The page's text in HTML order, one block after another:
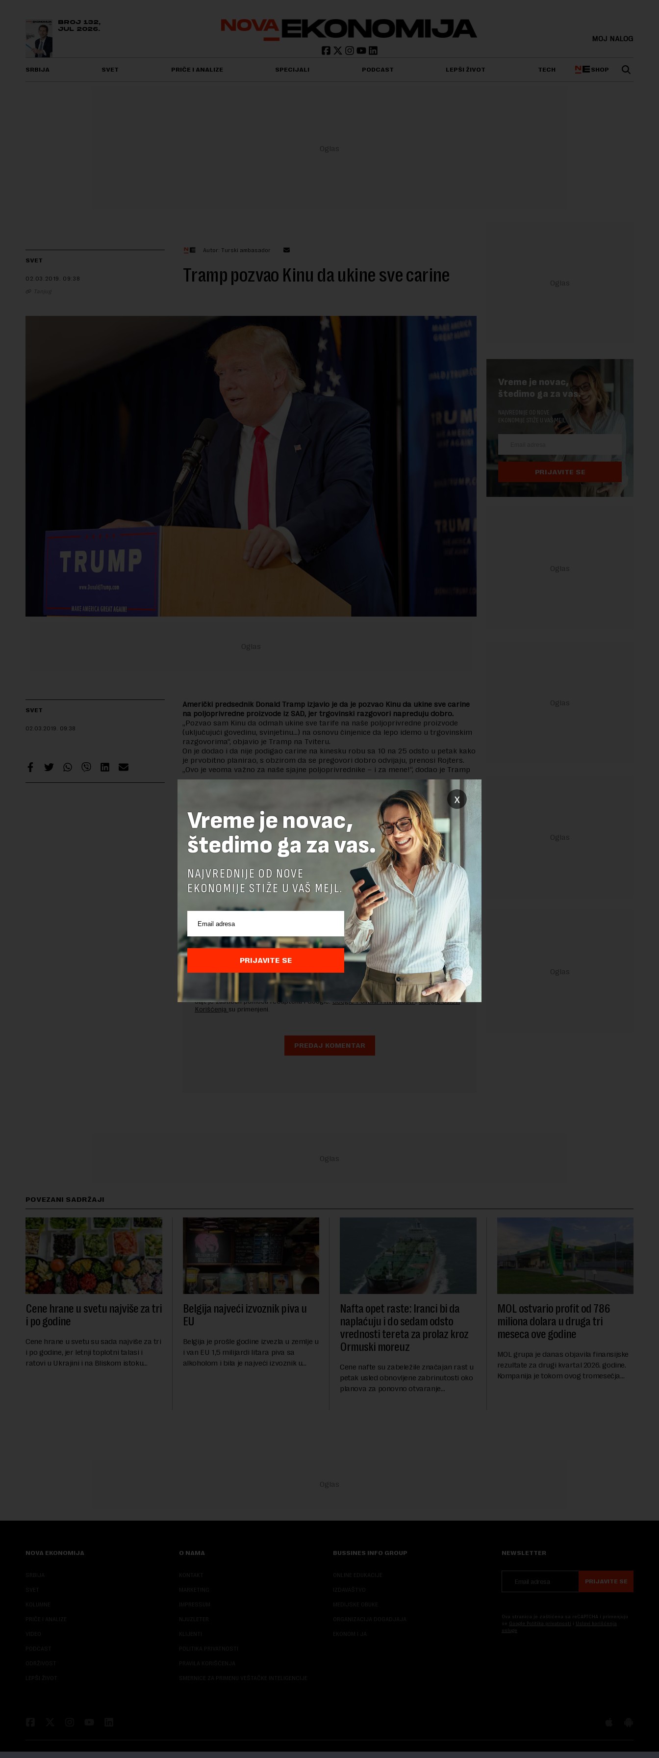
BROJ 132,
JUL 2026.
MOJ NALOG
SRBIJA SVET PRIČE I ANALIZE SPECIJALI PODCAST LEPŠI ŽIVOT TECH SHOP
SVET
02.03.2019. 09:38
Tanjug
Autor: Turski ambasador
Tramp pozvao Kinu da ukine sve carine
SVET
02.03.2019. 09:38
Američki predsednik Donald Tramp izjavio je da je pozvao Kinu da ukine sve carine
na poljoprivredne proizvode iz SAD, jer trgovinski razgovori napreduju dobro.
„Pozvao sam Kinu da odmah ukine sve tarife na naše poljoprivredne proizvode
(uključujući govedinu, svinjetinu…) na osnovu činjenice da lepo idemo u trgovinskim
razgovorima“, objavio je Tramp na Tviteru.
On je dodao i da nije podigao carine na kinesku robu sa 10 na 25 odsto u petak kako
je prvobitno planirao, s obzirom da se pregovori dobro odvijaju, prenosi Rojters.
„Ovo je veoma važno za naše sjajne poljoprivrednike – i za mene!“, dodao je Tramp
Preuzimanje delova teksta je dozvoljeno, ali uz obavezno navođenje izvora i uz postavljanje linka
Pre slanja komentara, molimo vas da se upoznate sa
pravilima komentarisanja i pravilima
Sajt je zaštićen pomocu reCaptcha i Google. Google Politika PrivatnostiiGoogle Uslovi
Korišćenja su primenjeni.
Vreme je novac,
štedimo ga za vas.
NAJVREDNIJE OD NOVE
EKONOMIJE STIŽE U VAŠ MEJL.
PRIJAVITE SE
POVEZANI SADRŽAJI
Cene hrane u svetu najviše za tri
i po godine
Cene hrane u svetu su sada najviše za tri
i po godine, jer letnji toplotni talasi i
ratovi u Ukrajini i na Bliskom istoku
Belgija najveći izvoznik piva u
EU
Belgija je prošle godine izvezla u zemlje u
i van EU 1,5 milijardi litara piva sa
alkoholom i bila je najveći izvoznik u
Nafta opet raste: Iranci bi da
naplaćuju i do sedam odsto
vrednosti tereta za prolaz kroz
Ormuski moreuz
Cene nafte su zabeležile značajan rast u
petak usled obnovljene zabrinutosti oko
planova za ponovno otvaranje
MOL ostvario profit od 786
miliona dolara u druga tri
meseca ove godine
MOL grupa je danas objavila finansijske
rezultate za drugi kvartal 2026. godine.
Kompanija je tokom ovog tromesečja
NOVA EKONOMIJA
SRBIJA
SVET
KOLUMNE
PRIČE I ANALIZE
VIDEO
PODCAST
ODRŽIVOST
LEPŠI ŽIVOT
O NAMA
KONTAKT
MARKETING
IMPRESSUM
NJUZLETER
KLIJENTI
POLITIKA PRIVATNOSTI
PRAVILA KORIŠĆENJA
SMERNICE ZA PRIMENU VEŠTAČKE INTELIGENCIJE
BUSSINES INFO GROUP
ONLINE EDUKACIJE
IZDAVAŠTVO
MEDIJSKE OBUKE
ORGANIZACIJA DOGADJAJA
EKONOM I JA
NEWSLETTER
PRIJAVITE SE
Ova stranica je zaštićena sa reCAPTCHA i primenjuju
se Google Politika privatnosti i Uslovi korišćenja
usluge
x
Vreme je novac,
štedimo ga za vas.
NAJVREDNIJE OD NOVE
EKONOMIJE STIŽE U VAŠ MEJL.
PRIJAVITE SE